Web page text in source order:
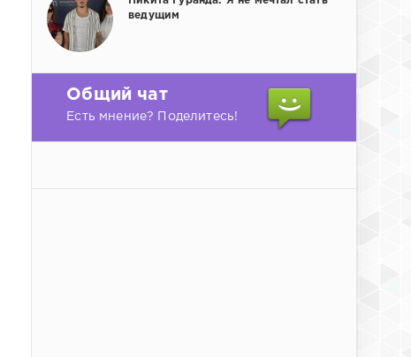
ведущим
Общий чат
Есть мнение? Поделитесь!